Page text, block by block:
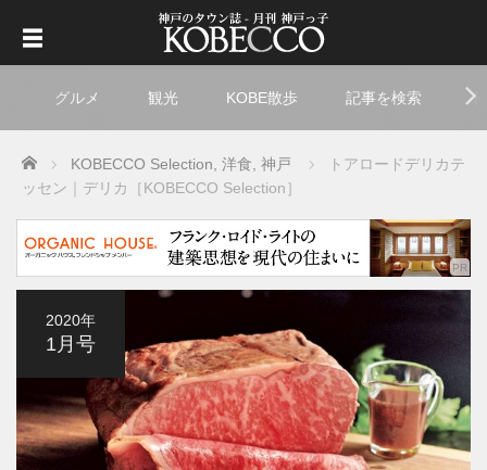
グルメ 観光 KOBE散歩 記事を検索
Home KOBECCO Selection 洋食 神戸
トアロードデリカテ
ッセン｜デリカ［KOBECCO Selection］
2020年
1月号